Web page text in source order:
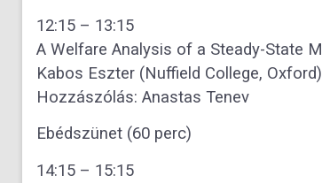
12:15 – 13:15
A Welfare Analysis of a Steady-State
Kabos Eszter (Nuffield College, Oxford)
Hozzászólás: Anastas Tenev
Ebédszünet (60 perc)
14:15 – 15:15